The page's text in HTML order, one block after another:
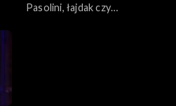
Pasolini, łajdak czy